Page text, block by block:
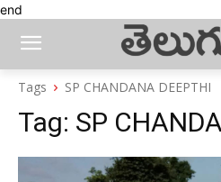
end
Tags SP CHANDANA DEEPTHI
Tag: SP